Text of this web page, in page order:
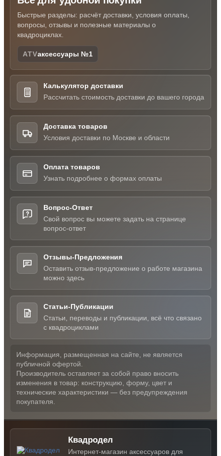
Быстрые разделы: расчёт доставки, условия оплаты,
вопросы, отзывы и полезные материалы о
квадроциклах.
ATVаксессуары №1
Калькулятор доставки
Рассчитать стоимость доставки до вашего города
Доставка товаров
Условия доставки по Москве и области
Оплата товаров
Узнать подробнее о формах оплаты
Вопрос-Ответ
Свой вопрос вы можете задать на странице
вопрос-ответ
Отзывы-Предложения
Оставить отзыв-предложение о работе магазина
можно здесь
Статьи-Публикации
Статьи, переводы и публикации, всё что связано
с квадроциклами
Информация, размещенная на сайте, не является
публичной офертой.
Производитель оставляет за собой право вносить
изменения в товар: конструкцию, форму, цвет и
технические характеристики — без предупреждения
покупателя.
Квадродел
Интернет-магазин аксессуаров для